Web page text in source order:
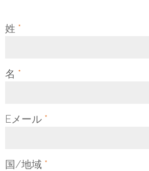
姓 *
名 *
Eメール *
国/地域 *